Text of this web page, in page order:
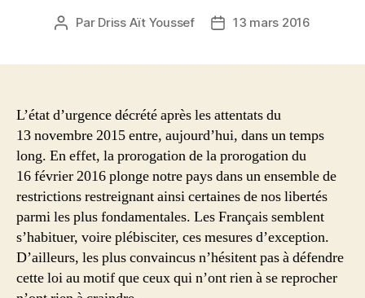
Auteur
Par Driss Aït Youssef
Date13 mars 2016
L’état d’urgence décrété après les attentats du
13 novembre 2015 entre, aujourd’hui, dans un temps
long. En effet, la prorogation de la prorogation du
16 février 2016 plonge notre pays dans un ensemble de
restrictions restreignant ainsi certaines de nos libertés
parmi les plus fondamentales. Les Français semblent
s’habituer, voire plébisciter, ces mesures d’exception.
D’ailleurs, les plus convaincus n’hésitent pas à défendre
cette loi au motif que ceux qui n’ont rien à se reprocher